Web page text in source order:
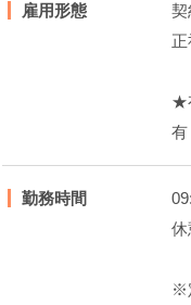
雇用形態
★
有
勤務時間
休
※